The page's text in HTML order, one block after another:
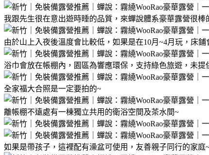
我跟先生很在意出遊時睡的品質，來蟬說體系豪華露營很
由於山上入夜後溫度會比較低，如果是在10月~4月玩，床
浴巾會放在帳棚內，園區為響應環保，支持綠色旅遊，未
全家福大合照是一定要拍的~
離帳棚不遠處有一棟獨立共用的衛浴空間及茶水間~
如果是帶孩子，這裡配有澡盆可使用，友善親子同行的家庭